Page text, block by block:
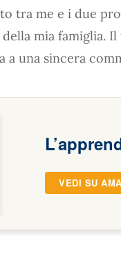
tra me e i due
della mia famiglia.
a una sincera
VEDI SU